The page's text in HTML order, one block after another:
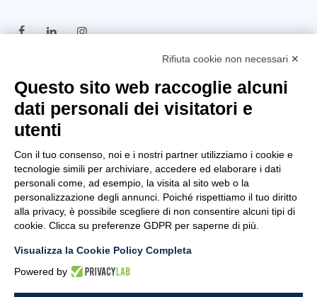
TRASPARENZA
Amministrazione
Trasparente
Privacy Policy
Whistleblowing
D.U.R.C
Rifiuta cookie non necessari ✕
Questo sito web raccoglie alcuni
dati personali dei visitatori e
utenti
Con il tuo consenso, noi e i nostri partner utilizziamo i cookie e
tecnologie simili per archiviare, accedere ed elaborare i dati
personali come, ad esempio, la visita al sito web o la
personalizzazione degli annunci. Poiché rispettiamo il tuo diritto
alla privacy, è possibile scegliere di non consentire alcuni tipi di
cookie. Clicca su preferenze GDPR per saperne di più.
Visualizza la Cookie Policy Completa
Powered by